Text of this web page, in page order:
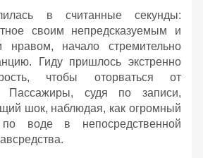
в считанные секунды:
своим непредсказуемым и
нравом, начало стремительно
Гиду пришлось экстренно
чтобы оторваться от
Пассажиры, судя по записи,
шок, наблюдая, как огромный
воде в непосредственной